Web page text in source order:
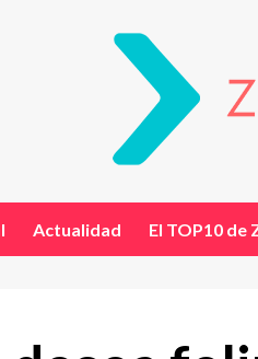
Actualidad El TOP10 de